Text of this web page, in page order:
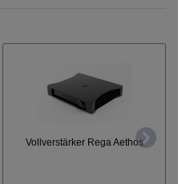
Vollverstärker Rega Aethos